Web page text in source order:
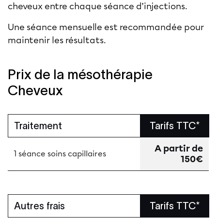
cheveux entre chaque séance d’injections.
Une séance mensuelle est recommandée pour
maintenir les résultats.
Prix de la mésothérapie
Cheveux
Traitement Tarifs TTC*
1 séance soins capillaires
A partir de
150€
Autres frais Tarifs TTC*